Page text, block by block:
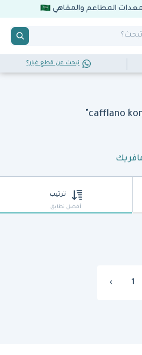
المطاعم والمقاهي
تبحث عن قطع غيار؟
ترتيب
أفضل تطابق
1
›